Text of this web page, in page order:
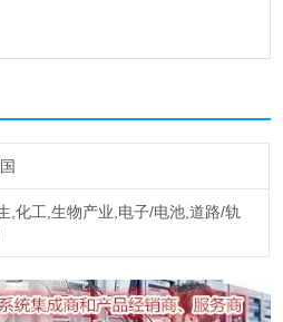
,化工,生物产业,电子/电池,道路/轨